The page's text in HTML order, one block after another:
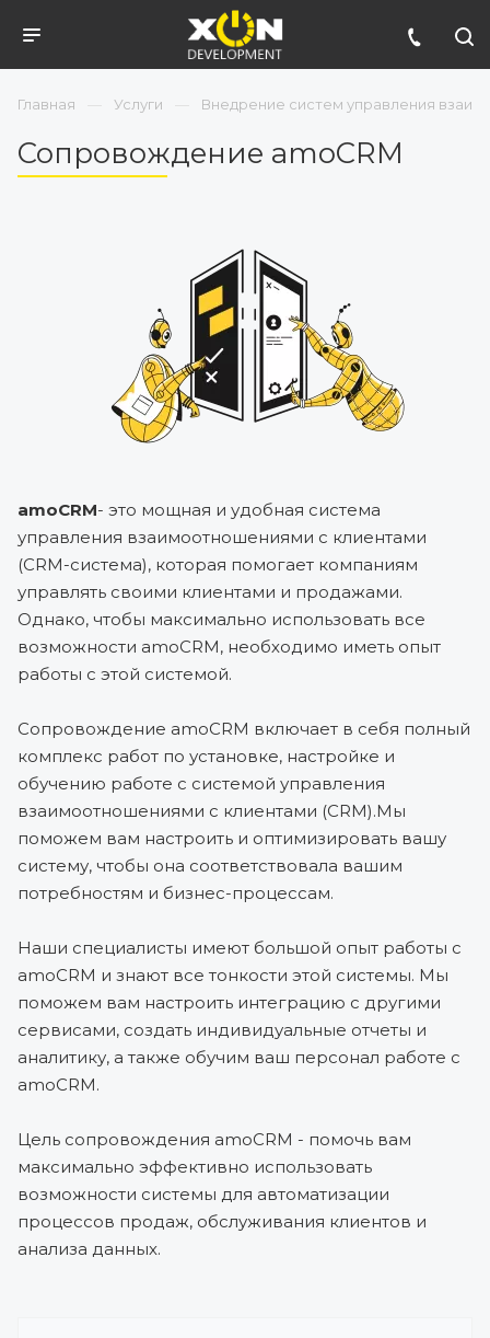
Главная Услуги Внедрение систем управления
Сопровождение amoCRM
amoCRM- это мощная и удобная система
управления взаимоотношениями с клиентами
(CRM-система), которая помогает компаниям
управлять своими клиентами и продажами.
Однако, чтобы максимально использовать все
возможности amoCRM, необходимо иметь опыт
работы с этой системой.
Сопровождение amoCRM включает в себя полный
комплекс работ по установке, настройке и
обучению работе с системой управления
взаимоотношениями с клиентами (CRM).Мы
поможем вам настроить и оптимизировать вашу
систему, чтобы она соответствовала вашим
потребностям и бизнес-процессам.
Наши специалисты имеют большой опыт работы с
amoCRM и знают все тонкости этой системы. Мы
поможем вам настроить интеграцию с другими
сервисами, создать индивидуальные отчеты и
аналитику, а также обучим ваш персонал работе с
amoCRM.
Цель сопровождения amoCRM - помочь вам
максимально эффективно использовать
возможности системы для автоматизации
процессов продаж, обслуживания клиентов и
анализа данных.